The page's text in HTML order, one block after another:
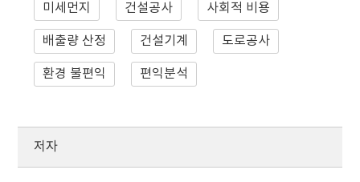
미세먼지 건설공사 사회적 비용
배출량 산정 건설기계 도로공사
환경 불편익 편익분석
저자